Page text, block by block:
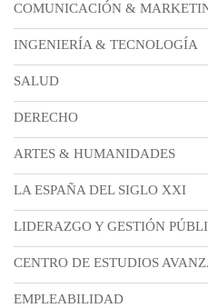
COMUNICACIÓN &
INGENIERÍA & TECNOLOGÍA
SALUD
DERECHO
ARTES & HUMANIDADES
LA ESPAÑA DEL SIGLO XXI
LIDERAZGO Y GESTIÓN
CENTRO DE ESTUDIOS
EMPLEABILIDAD